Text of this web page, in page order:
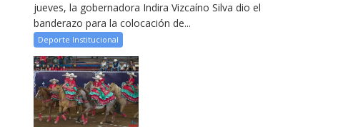
jueves, la gobernadora Indira Vizcaíno Silva dio el
banderazo para la colocación de...
Deporte Institucional